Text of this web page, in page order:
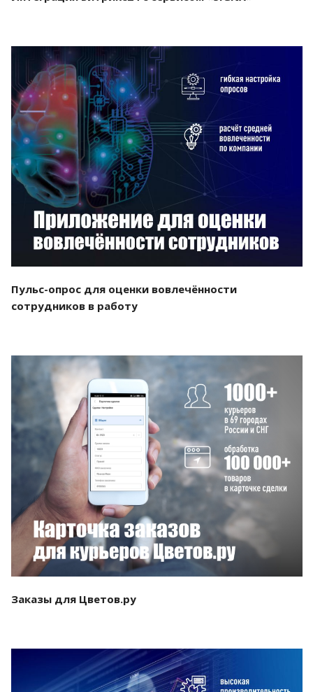
Смотреть проект
Пульс-опрос для оценки вовлечённости
сотрудников в работу
Смотреть проект
Заказы для Цветов.ру